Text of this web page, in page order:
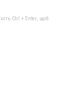
Ctrl + Enter, щоб